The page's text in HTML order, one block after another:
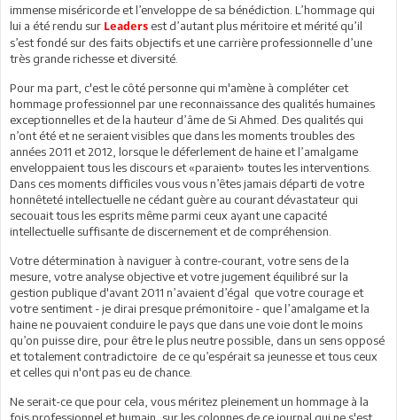
immense miséricorde et l’enveloppe de sa bénédiction. L’hommage qui
lui a été rendu sur Leaders est d’autant plus méritoire et mérité qu’il
s’est fondé sur des faits objectifs et une carrière professionnelle d’une
très grande richesse et diversité.
Pour ma part, c'est le côté personne qui m'amène à compléter cet
hommage professionnel par une reconnaissance des qualités humaines
exceptionnelles et de la hauteur d’âme de Si Ahmed. Des qualités qui
n’ont été et ne seraient visibles que dans les moments troubles des
années 2011 et 2012, lorsque le déferlement de haine et l’amalgame
enveloppaient tous les discours et «paraient» toutes les interventions.
Dans ces moments difficiles vous vous n’êtes jamais départi de votre
honnêteté intellectuelle ne cédant guère au courant dévastateur qui
secouait tous les esprits même parmi ceux ayant une capacité
intellectuelle suffisante de discernement et de compréhension.
Votre détermination à naviguer à contre-courant, votre sens de la
mesure, votre analyse objective et votre jugement équilibré sur la
gestion publique d'avant 2011 n’avaient d’égal que votre courage et
votre sentiment - je dirai presque prémonitoire - que l’amalgame et la
haine ne pouvaient conduire le pays que dans une voie dont le moins
qu’on puisse dire, pour être le plus neutre possible, dans un sens opposé
et totalement contradictoire de ce qu’espérait sa jeunesse et tous ceux
et celles qui n'ont pas eu de chance.
Ne serait-ce que pour cela, vous méritez pleinement un hommage à la